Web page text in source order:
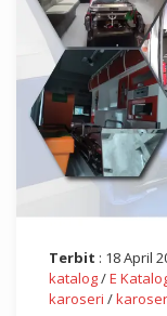
Terbit : 18 April
katalog/E
karoseri /